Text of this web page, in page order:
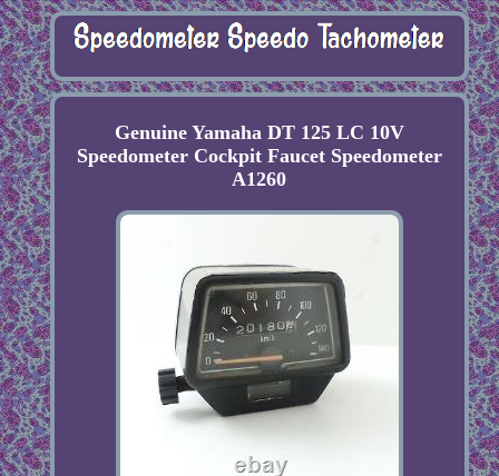
Genuine Yamaha DT 125 LC 10V
Speedometer Cockpit Faucet Speedometer
A1260